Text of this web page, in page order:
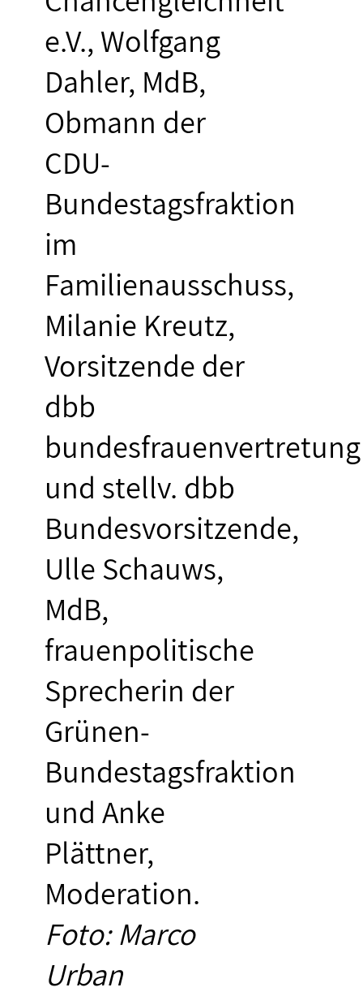
e.V., Wolfgang
Dahler, MdB,
Obmann der
CDU-
Bundestagsfraktion
im
Familienausschuss,
Milanie Kreutz,
Vorsitzende der
dbb
bundesfrauenvertretung
und stellv. dbb
Bundesvorsitzende,
Ulle Schauws,
MdB,
frauenpolitische
Sprecherin der
Grünen-
Bundestagsfraktion
und Anke
Plättner,
Moderation.
Foto: Marco
Urban